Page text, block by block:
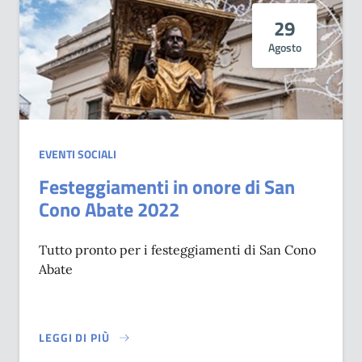
29
Agosto
EVENTI SOCIALI
Festeggiamenti in onore di San
Cono Abate 2022
Tutto pronto per i festeggiamenti di San Cono
Abate
LEGGI DI PIÙ
SU FESTEGGIAMENTI IN ONORE DI SAN CONO ABATE 2022